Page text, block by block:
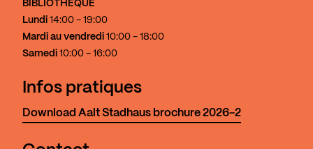
BIBLIOTHÈQUE
Lundi 14:00 - 19:00
Mardi au vendredi 10:00 - 18:00
Samedi 10:00 - 16:00
Infos pratiques
Download Aalt Stadhaus brochure 2026-2